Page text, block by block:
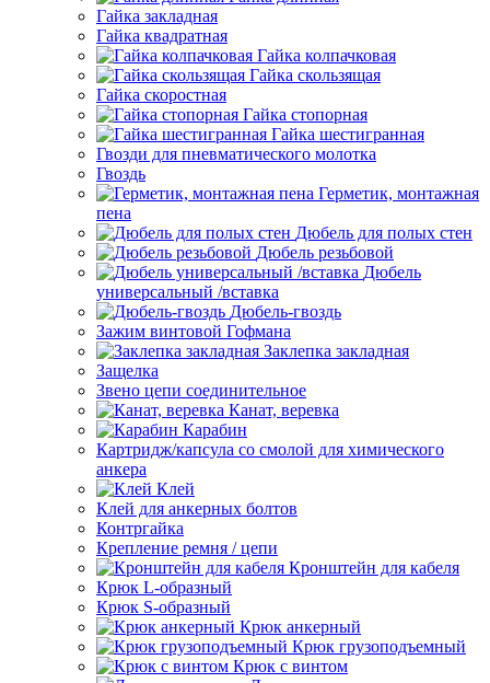
Гайка закладная
Гайка квадратная
Гайка колпачковая
Гайка скользящая
Гайка скоростная
Гайка стопорная
Гайка шестигранная
Гвозди для пневматического молотка
Гвоздь
Герметик, монтажная
пена
Дюбель для полых стен
Дюбель резьбовой
Дюбель
универсальный /вставка
Дюбель-гвоздь
Зажим винтовой Гофмана
Заклепка закладная
Защелка
Звено цепи соединительное
Канат, веревка
Карабин
Картридж/капсула со смолой для химического
анкера
Клей
Клей для анкерных болтов
Контргайка
Крепление ремня / цепи
Кронштейн для кабеля
Крюк L-образный
Крюк S-образный
Крюк анкерный
Крюк грузоподъемный
Крюк с винтом